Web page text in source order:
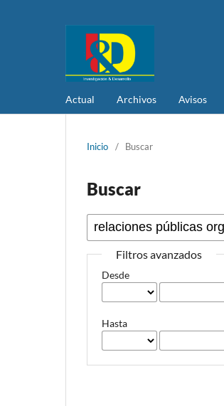
Actual Archivos Avisos
Inicio / Buscar
Buscar
Filtros avanzados
Desde
Hasta